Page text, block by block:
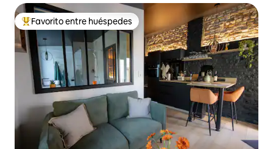
Favorito entre huéspedes preferido
Favorito entre huéspedes